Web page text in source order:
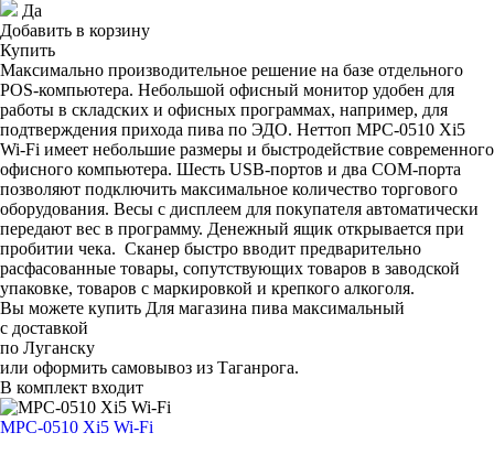
Да
Добавить в корзину
Купить
Максимально производительное решение на базе отдельного
POS-компьютера. Небольшой офисный монитор удобен для
работы в складских и офисных программах, например, для
подтверждения прихода пива по ЭДО. Неттоп MPC-0510 Xi5
Wi-Fi имеет небольшие размеры и быстродействие современного
офисного компьютера. Шесть USB-портов и два COM-порта
позволяют подключить максимальное количество торгового
оборудования. Весы с дисплеем для покупателя автоматически
передают вес в программу. Денежный ящик открывается при
пробитии чека. Сканер быстро вводит предварительно
расфасованные товары, сопутствующих товаров в заводской
упаковке, товаров с маркировкой и крепкого алкоголя.
Вы можете купить Для магазина пива максимальный
с доставкой
по Луганску
или оформить самовывоз из Таганрога.
В комплект входит
MPC-0510 Xi5 Wi-Fi